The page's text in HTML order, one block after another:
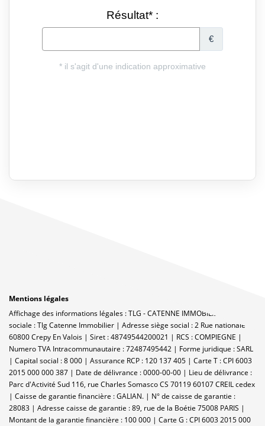
Mentions légales
Affichage des informations légales : TLG - CATENNE IMMOBILIER | Raison
sociale : Tlg Catenne Immobilier | Adresse siège social : 2 Rue nationale -
60800 Crepy En Valois | Siret : 48749544200021 | RCS : COMPIEGNE |
Numero TVA Intracommunautaire : 72487495442 | Forme juridique : SARL
| Capital social : 8 000 | Assurance RCP : 120 137 405 | Carte T : CPI 6003
2015 000 000 387 | Date de délivrance : 0000-00-00 | Lieu de délivrance :
Parc d'Activité Sud 116, rue Charles Somasco CS 70119 60107 CREIL cedex
| Caisse de garantie financière : GALIAN. | N° de caisse de garantie :
28083 | Adresse caisse de garantie : 89, rue de la Boétie 75008 PARIS |
Montant de la garantie financière : 100 000 | Carte G : CPI 6003 2015 000